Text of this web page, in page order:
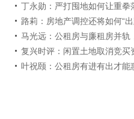
丁永勋：严打囤地如何让重拳
路莉：房地产调控还将如何“出
马光远：公租房与廉租房并轨
复兴时评：闲置土地取消竞买
叶祝颐：公租房有进有出才能